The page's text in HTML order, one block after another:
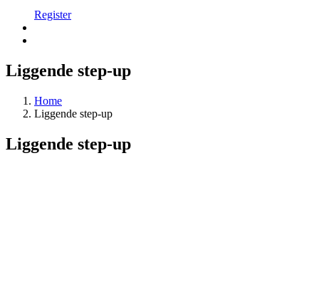
Register
Liggende step-up
Home
Liggende step-up
Liggende step-up